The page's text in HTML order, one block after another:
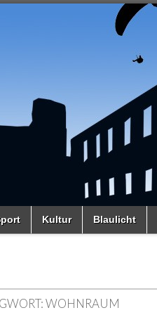
Kultur Blaulicht
WOHNRAUM